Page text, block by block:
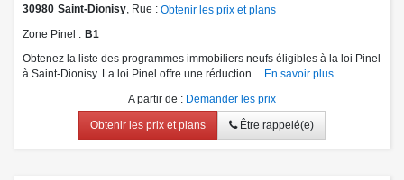
30980 Saint-Dionisy , Rue : Obtenir les prix et plans
Zone Pinel
B1
Obtenez la liste des programmes immobiliers neufs éligibles à la loi Pinel
à Saint-Dionisy. La loi Pinel offre une réduction...
En savoir plus
A partir de : Demander les prix
Obtenir les prix et plans Être rappelé(e)